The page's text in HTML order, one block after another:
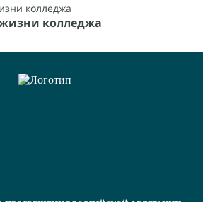
колледжа